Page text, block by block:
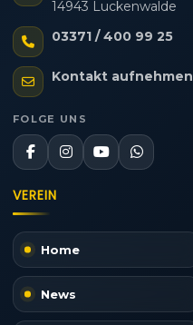
14943 Luckenwalde
03371 / 400 99 25
Kontakt aufnehmen
FOLGE UNS
VEREIN
Home
News